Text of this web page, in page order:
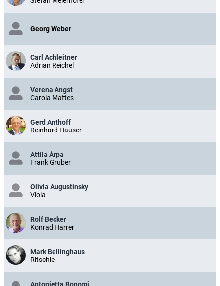
Georg Weber
Carl Achleitner
Adrian Reichel
Verena Angst
Carola Mattes
Gerd Anthoff
Reinhard Hauser
Attila Árpa
Frank Gruber
Olivia Augustinsky
Viola
Rolf Becker
Konrad Harrer
Mark Bellinghaus
Ritschie
Antonietta Bonomi